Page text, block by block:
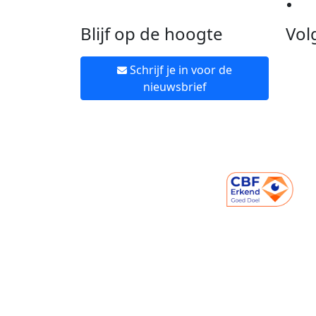
Blijf op de hoogte
Schrijf je in voor de
nieuwsbrief